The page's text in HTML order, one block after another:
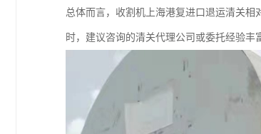
总体而言，收割机上海港复进口退运清关
时，建议咨询的清关代理公司或委托经验丰